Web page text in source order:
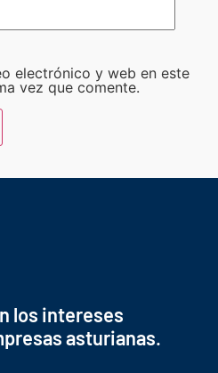
electrónico y web en este
vez que comente.
los intereses
asturianas.